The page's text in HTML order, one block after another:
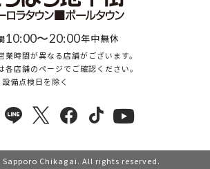
10:00〜20:00年中無休
時間が異なる店舗がございます。
各店舗のページでご確認ください。
備点検日を除く
Chikagai. All rights reserved.